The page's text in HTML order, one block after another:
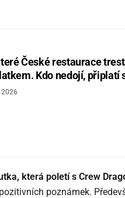
České restaurace
Kdo nedojí, připlatí
která poletí s Crew
poznámek.